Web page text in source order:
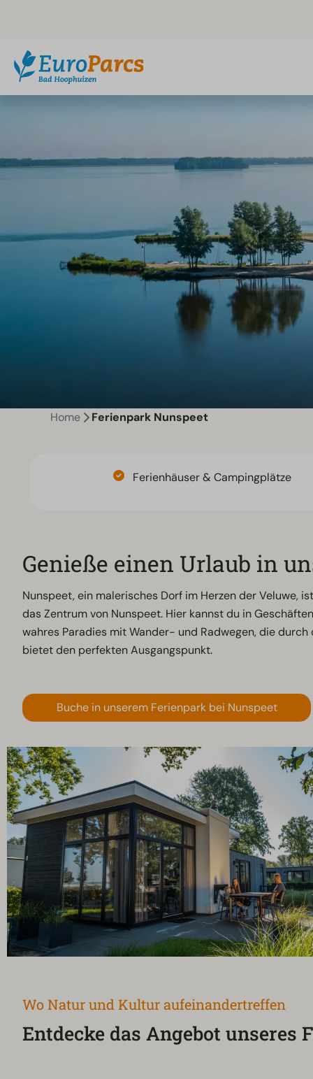
Home Ferienpark Nunspeet
Ferienhäuser & Campingplätze
Genieße einen Urlaub in
Nunspeet, ein malerisches Dorf im Herzen der Veluwe,
das Zentrum von Nunspeet. Hier kannst du in
wahres Paradies mit Wander- und Radwegen, die
bietet den perfekten Ausgangspunkt.
Buche in unserem Ferienpark bei Nunspeet
Wo Natur und Kultur aufeinandertreffen
Entdecke das Angebot unseres